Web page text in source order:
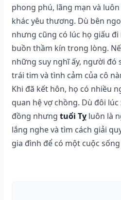
phong phú, lãng mạn và
khác yêu thương. Dù bên
nhưng cũng có lúc họ giấu
buồn thầm kín trong lòng.
những suy nghĩ ấy, người đó
trái tim và tình cảm của cô
Khi đã kết hôn, họ có nhiều
quan hệ vợ chồng. Dù đôi
đồng nhưng tuổi Tỵ luôn là
lắng nghe và tìm cách giải
gia đình để có một cuộc